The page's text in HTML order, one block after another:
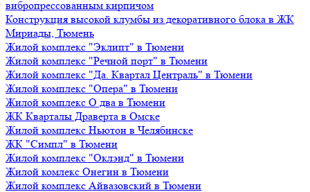
вибропрессованным кирпичом
Конструкция высокой клумбы из декоративного блока в ЖК
Мириады, Тюмень
Жилой комплекс "Эклипт" в Тюмени
Жилой комплекс "Речной порт" в Тюмени
Жилой комплекс "Да. Квартал Централь" в Тюмени
Жилой комплекс "Опера" в Тюмени
Жилой комплекс О два в Тюмени
ЖК Кварталы Драверта в Омске
Жилой комплекс Ньютон в Челябинске
ЖК "Симпл" в Тюмени
Жилой комплекс "Оклэнд" в Тюмени
Жилой комлекс Онегин в Тюмени
Жилой комплекс Айвазовский в Тюмени